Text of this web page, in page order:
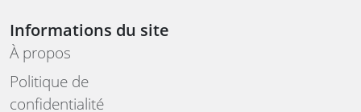
Informations du site
À propos
Politique de
confidentialité